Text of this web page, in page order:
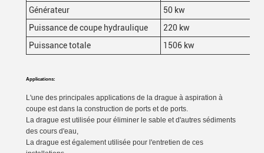
Générateur
50 kw
Puissance de coupe hydraulique
220 kw
Puissance totale
1506 kw
Applications:
L'une des principales applications de la drague à aspiration à
coupe est dans la construction de ports et de ports.
La drague est utilisée pour éliminer le sable et d'autres sédiments
des cours d'eau,
La drague est également utilisée pour l'entretien de ces